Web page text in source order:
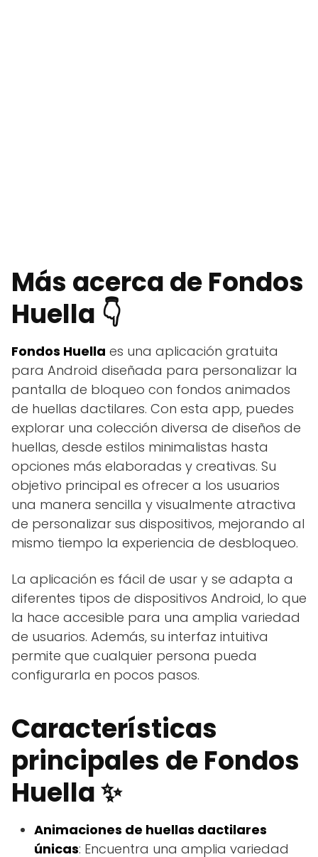
Más acerca de Fondos
Huella 👇
Fondos Huella es una aplicación gratuita
para Android diseñada para personalizar la
pantalla de bloqueo con fondos animados
de huellas dactilares. Con esta app, puedes
explorar una colección diversa de diseños de
huellas, desde estilos minimalistas hasta
opciones más elaboradas y creativas. Su
objetivo principal es ofrecer a los usuarios
una manera sencilla y visualmente atractiva
de personalizar sus dispositivos, mejorando al
mismo tiempo la experiencia de desbloqueo.
La aplicación es fácil de usar y se adapta a
diferentes tipos de dispositivos Android, lo que
la hace accesible para una amplia variedad
de usuarios. Además, su interfaz intuitiva
permite que cualquier persona pueda
configurarla en pocos pasos.
Características
principales de Fondos
Huella ✨
Animaciones de huellas dactilares
únicas: Encuentra una amplia variedad